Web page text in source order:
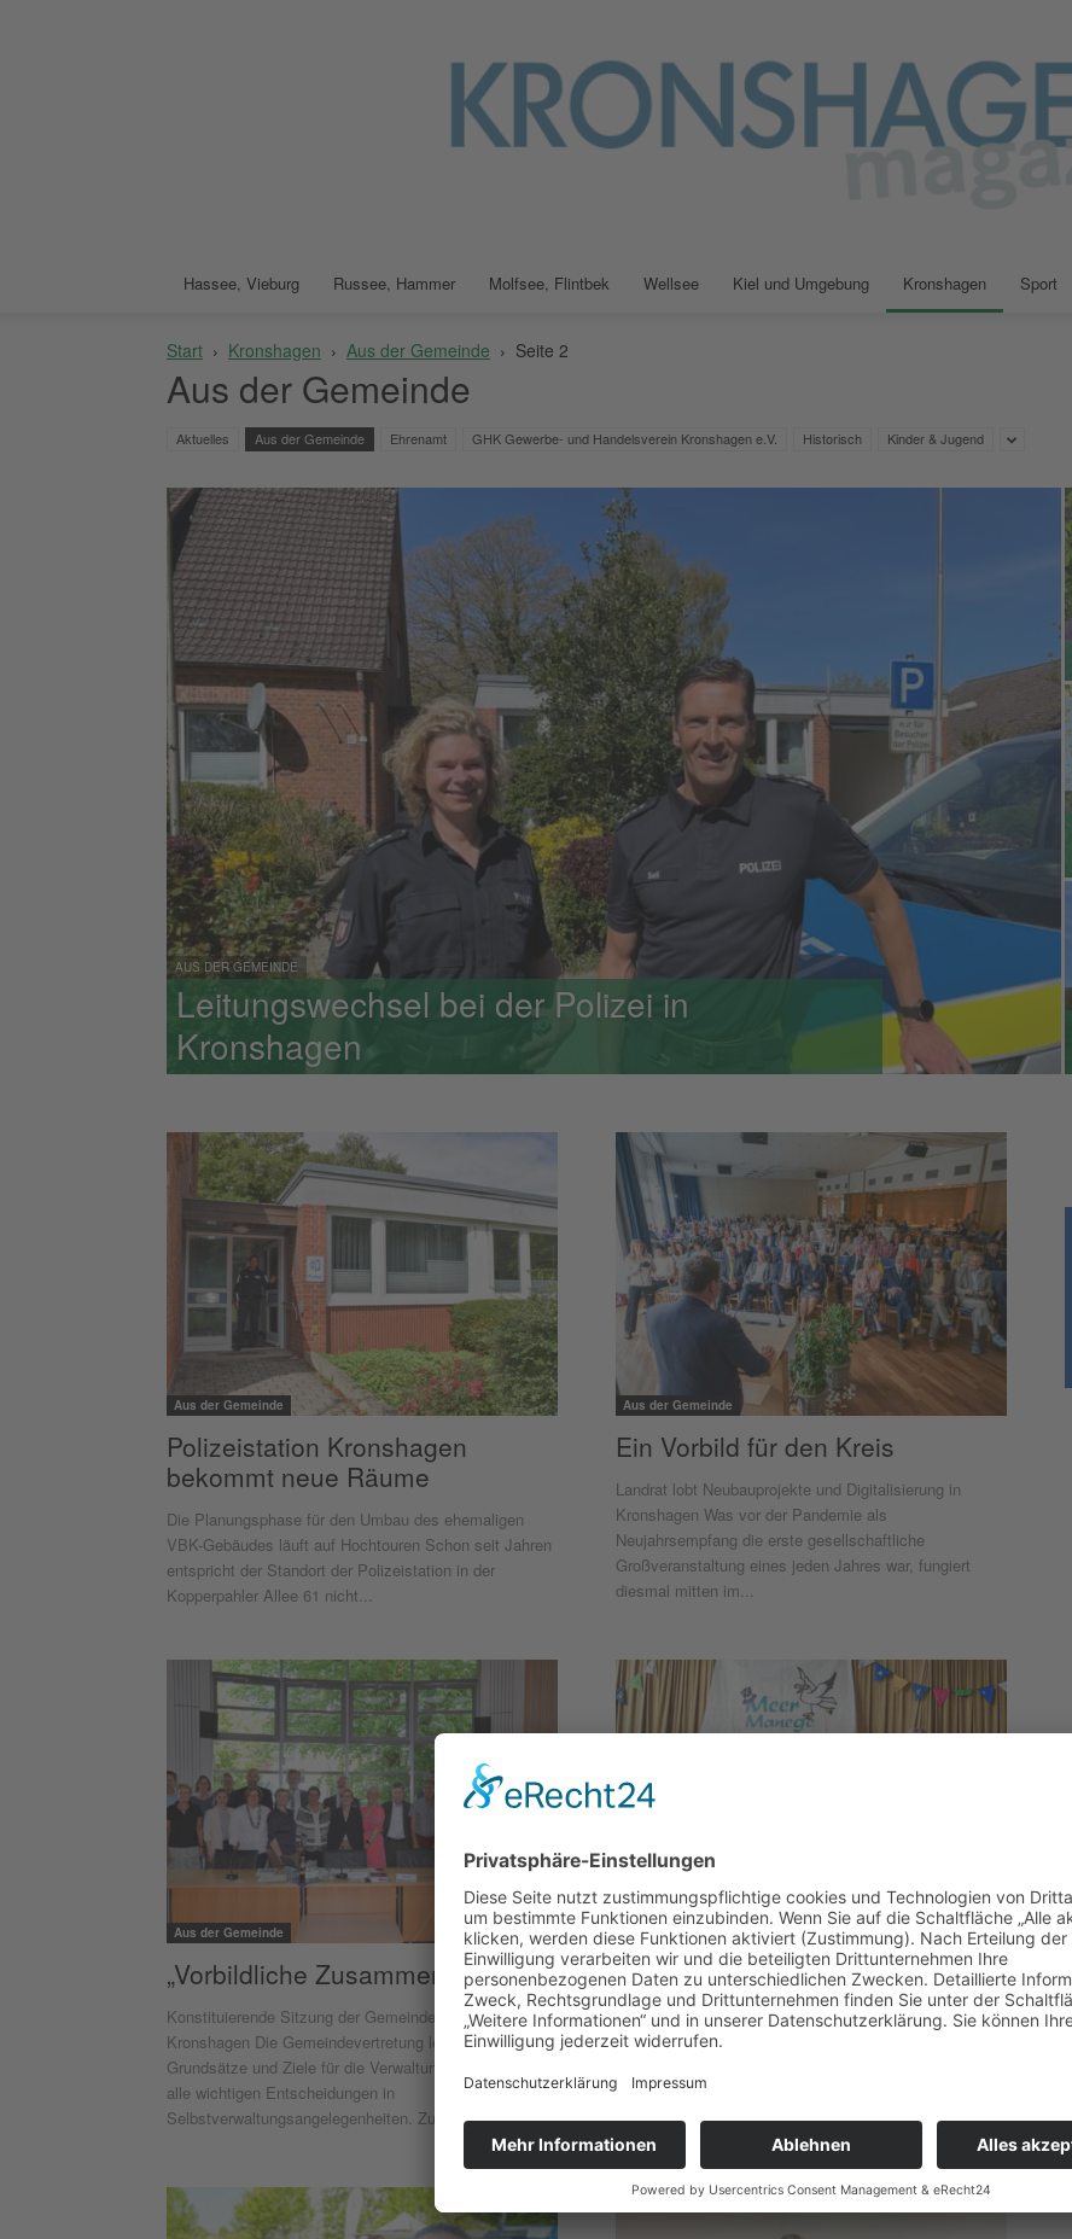
Hassee, Vieburg Russee, Hammer Molfsee, Flintbek Wellsee Kiel und Umgebung Kronshagen Sport
Start Kronshagen Aus der Gemeinde Seite 2
Aus der Gemeinde
Aktuelles Aus der Gemeinde Ehrenamt GHK Gewerbe- und Handelsverein Kronshagen e.V. Historisch Kinder & Jugend
AUS DER GEMEINDE
Leitungswechsel bei der Polizei in
Kronshagen
Aus der Gemeinde
Polizeistation Kronshagen
bekommt neue Räume
Die Planungsphase für den Umbau des ehemaligen
VBK-Gebäudes läuft auf Hochtouren Schon seit Jahren
entspricht der Standort der Polizeistation in der
Kopperpahler Allee 61 nicht...
Aus der Gemeinde
Ein Vorbild für den Kreis
Landrat lobt Neubauprojekte und Digitalisierung in
Kronshagen Was vor der Pandemie als
Neujahrsempfang die erste gesellschaftliche
Großveranstaltung eines jeden Jahres war, fungiert
diesmal mitten im...
Aus der Gemeinde
„Vorbildliche Zusammenarbeit“
Konstituierende Sitzung der Gemeindevertretung von
Kronshagen Die Gemeindevertretung legt die
Grundsätze und Ziele für die Verwaltung fest und trifft
alle wichtigen Entscheidungen in
Selbstverwaltungsangelegenheiten. Zudem...
Aus der Gemeinde
Sechs Wochen spannende
Aktionen
Ferienspaß 2023 war ein bunter Sommerevent für die
Kronshagener Kids Die Sommerferien über lief der
Ferienspaß auf Hochtouren. Es wurde gebastelt,
getanzt, gezaubert und ganz...